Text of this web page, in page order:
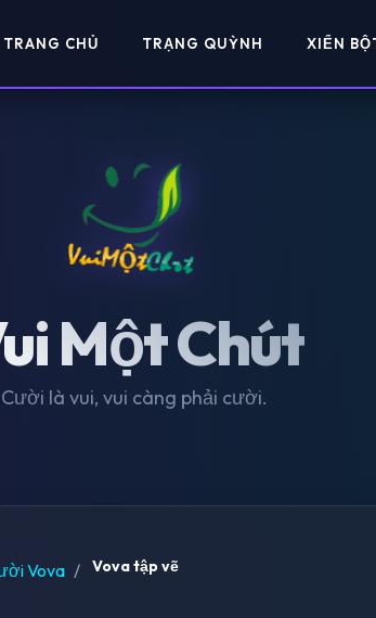
TRANG CHỦ TRẠNG QUỲNH XIỂN
Một Chút
Cười là vui, vui càng phải cười.
Vova Vova tập vẽ